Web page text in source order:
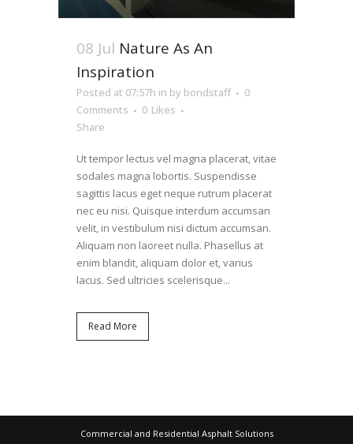
08 Jul Nature As An
Inspiration
Posted at 07:57h in by bondstaff
0
Comments
0 Likes
Share
Ut tempor lectus vel magna placerat, vitae
sodales magna lobortis. Suspendisse
sagittis lacus eget neque rutrum placerat
nec eu nisi. Quisque interdum accumsan
velit, in vestibulum nisi dictum accumsan.
Aliquam non laoreet nulla. Phasellus at
enim blandit, aliquam dolor et, varius
lacus. Sed ultricies scelerisque...
Read More
Commercial and Residential Asphalt Solutions